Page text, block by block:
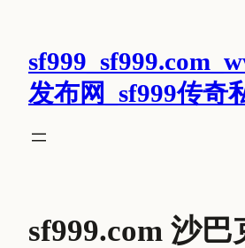
发布网_sf999传奇
sf999.com 沙